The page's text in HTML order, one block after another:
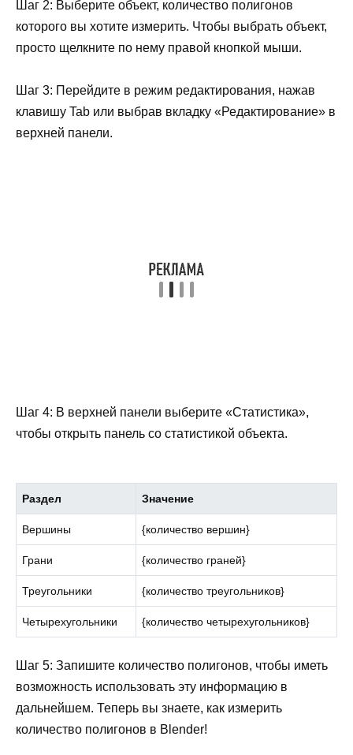
Шаг 2: Выберите объект, количество полигонов
которого вы хотите измерить. Чтобы выбрать объект,
просто щелкните по нему правой кнопкой мыши.
Шаг 3: Перейдите в режим редактирования, нажав
клавишу Tab или выбрав вкладку «Редактирование» в
верхней панели.
Шаг 4: В верхней панели выберите «Статистика»,
чтобы открыть панель со статистикой объекта.
Раздел Значение
Вершины {количество вершин}
Грани {количество граней}
Треугольники {количество треугольников}
Четырехугольники {количество четырехугольников}
Шаг 5: Запишите количество полигонов, чтобы иметь
возможность использовать эту информацию в
дальнейшем. Теперь вы знаете, как измерить
количество полигонов в Blender!